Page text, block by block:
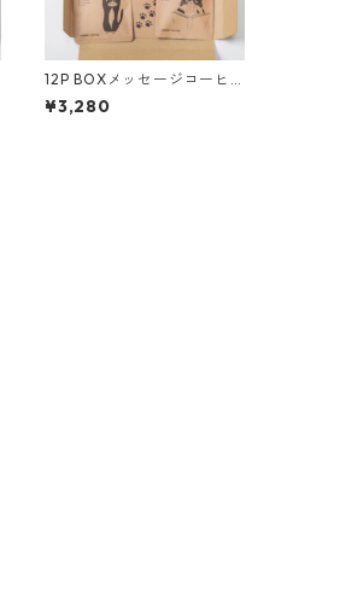
12P BOXメッセージコーヒ
ーギフト｜送料無料・税込
【ポスト投函】ドリップバ
¥3,280